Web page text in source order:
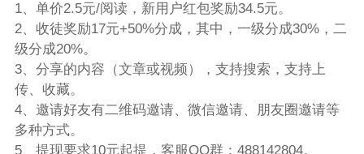
1、单价2.5元/阅读，新用户红包奖励34.5元。
2、收徒奖励17元+50%分成，其中，一级分成30%，二
级分成20%。
3、分享的内容（文章或视频），支持搜索，支持上
传、收藏。
4、邀请好友有二维码邀请、微信邀请、朋友圈邀请等
多种方式。
5、提现要求10元起提，客服QQ群：488142804。